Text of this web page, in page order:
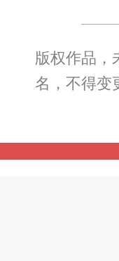
版权作品，
名，不得变